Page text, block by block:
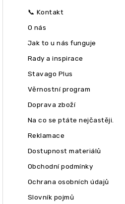
📞 Kontakt
O nás
Jak to u nás funguje
Rady a inspirace
Stavago Plus
Věrnostní program
Doprava zboží
Na co se ptáte nejčastěji.
Reklamace
Dostupnost materiálů
Obchodní podmínky
Ochrana osobních údajů
Slovník pojmů